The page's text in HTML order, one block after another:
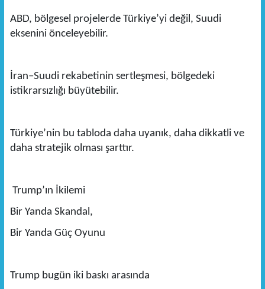
ABD, bölgesel projelerde Türkiye’yi değil, Suudi
eksenini önceleyebilir.
İran–Suudi rekabetinin sertleşmesi, bölgedeki
istikrarsızlığı büyütebilir.
Türkiye’nin bu tabloda daha uyanık, daha dikkatli ve
daha stratejik olması şarttır.
Trump’ın İkilemi
Bir Yanda Skandal,
Bir Yanda Güç Oyunu
Trump bugün iki baskı arasında